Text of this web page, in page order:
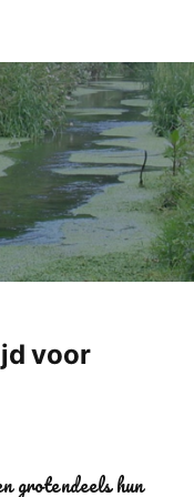
voor
grotendeels hun